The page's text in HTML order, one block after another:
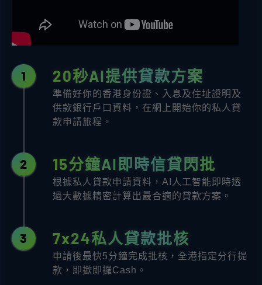
1 20秒AI提供貸款方案
準備好你的香港身份證、入息及住址證明及
供款銀行戶口資料，在網上開始你的私人貸
款申請旅程。
2 15分鐘AI即時信貸閃批
根據私人貸款申請資料，AI人工智能即時透
過大數據精密計算出最合適的貸款方案。
3 7x24私人貸款批核
申請後最快5分鐘完成批核，全港指定分行提
款，即撳即攞Cash。